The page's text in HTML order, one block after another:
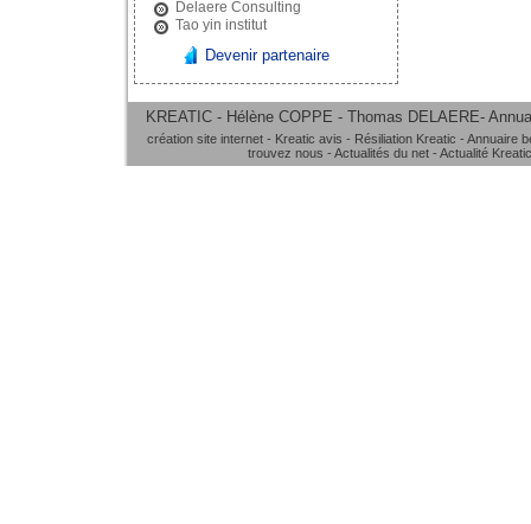
Delaere Consulting
Tao yin institut
Devenir partenaire
KREATIC - Hélène COPPE - Thomas DELAERE-
création site internet- Kreatic avis - Résiliation Kreatic - Annuaire
trouvez nous - Actualités du net - Actualité Kreatic